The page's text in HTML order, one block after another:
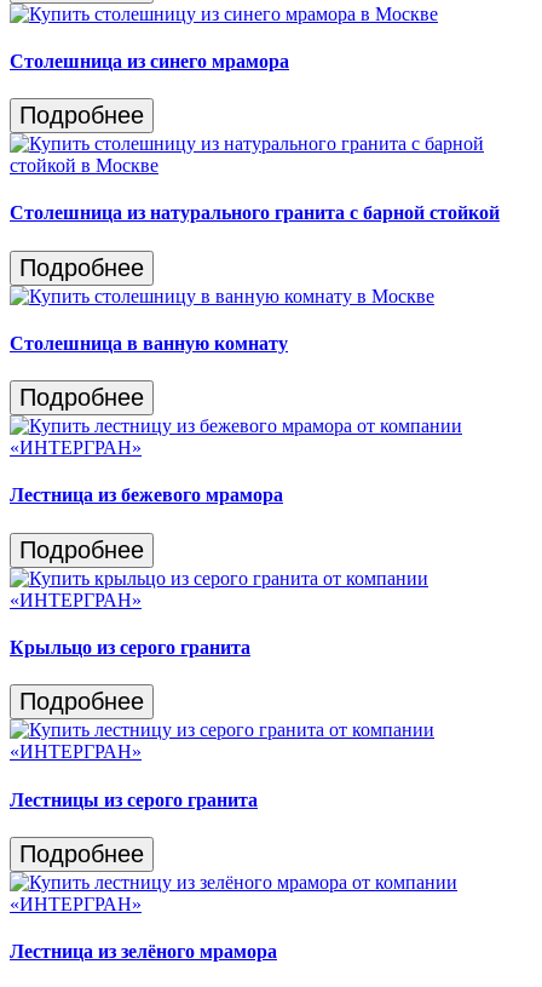
Столешница из синего мрамора
Подробнее
Столешница из натурального гранита c барной стойкой
Подробнее
Столешница в ванную комнату
Подробнее
Лестница из бежевого мрамора
Подробнее
Крыльцо из серого гранита
Подробнее
Лестницы из серого гранита
Подробнее
Лестница из зелёного мрамора